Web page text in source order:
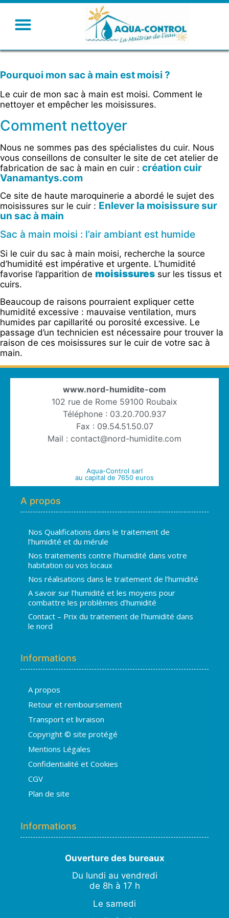
Pourquoi mon sac à main est moisi ?
Le cuir de mon sac à main est moisi. Comment le
nettoyer et empêcher les moisissures.
Comment nettoyer
Nous ne sommes pas des spécialistes du cuir. Nous
vous conseillons de consulter le site de cet atelier de
fabrication de sac à main en cuir : création cuir
Vanamantys.com
Ce site de haute maroquinerie a abordé le sujet des
moisissures sur le cuir : Enlever la moisissure sur
un sac à main
Sac à main moisi : l’air ambiant est humide
Si le cuir du sac à main moisi, recherche la source
d’humidité est impérative et urgente. L’humidité
favorise l’apparition de moisissures sur les tissus et
cuirs.
Beaucoup de raisons pourraient expliquer cette
humidité excessive : mauvaise ventilation, murs
humides par capillarité ou porosité excessive. Le
passage d’un technicien est nécessaire pour trouver la
raison de ces moisissures sur le cuir de votre sac à
main.
www.nord-humidite-com
102 rue de Rome 59100 Roubaix
Téléphone : 03.20.700.937
Fax : 09.54.51.50.07
Mail : contact@nord-humidite.com
Aqua-Control sarl
au capital de 7650 euros
A propos
Nos Qualifications dans le traitement de
l’humidité et du mérule
Nos traitements contre l’humidité dans votre
habitation ou vos locaux
Nos réalisations dans le traitement de l’humidité
A savoir sur l’humidité et les moyens pour
combattre les problèmes d’humidité
Contact – Prix du traitement de l’humidité dans
le nord
Informations
A propos
Retour et remboursement
Transport et livraison
Copyright © site protégé
Mentions Légales
Confidentialité et Cookies
CGV
Plan de site
Informations
Ouverture des bureaux
Du lundi au vendredi
de 8h à 17 h
Le samedi
En ligne · répond en quelques secondes
H
👋 Bonjour ! Je suis
puis-je vous aider ?
15:58
💬Autre problème